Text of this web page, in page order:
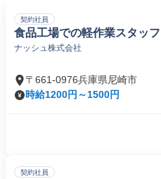
契約社員
食品工場での軽作業スタッフ
ナッシュ株式会社
〒661-0976兵庫県尼崎市
時給1200円～1500円
契約社員